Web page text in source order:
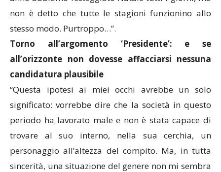
non è detto che tutte le stagioni funzionino allo
stesso modo. Purtroppo…”.
Torno all’argomento ‘Presidente’: e se
all’orizzonte non dovesse affacciarsi nessuna
candidatura plausibile
“Questa ipotesi ai miei occhi avrebbe un solo
significato: vorrebbe dire che la società in questo
periodo ha lavorato male e non è stata capace di
trovare al suo interno, nella sua cerchia, un
personaggio all’altezza del compito. Ma, in tutta
sincerità, una situazione del genere non mi sembra